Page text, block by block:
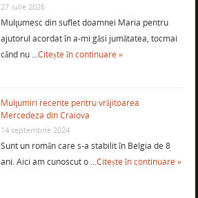
27 iulie 2026
Mulţumesc din suflet doamnei Maria pentru
ajutorul acordat în a-mi găsi jumătatea, tocmai
când nu …Citește în continuare »
Mulţumiri recente pentru vrăjitoarea
Mercedeza din Craiova
14 septembrie 2024
Sunt un român care s-a stabilit în Belgia de 8
ani. Aici am cunoscut o …Citește în continuare »